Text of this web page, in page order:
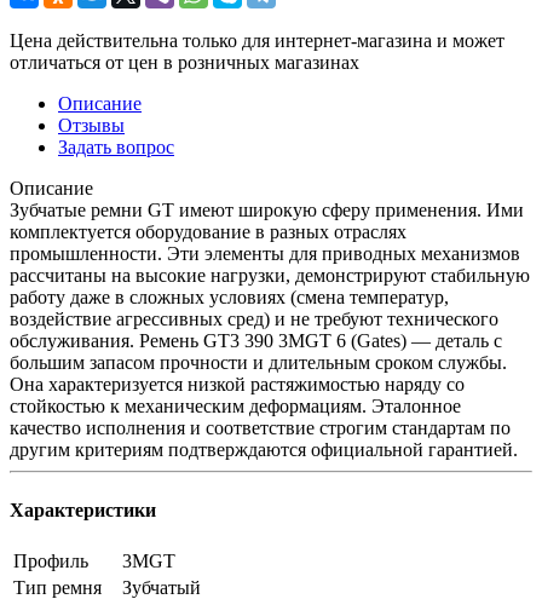
Цена действительна только для интернет-магазина и может
отличаться от цен в розничных магазинах
Описание
Отзывы
Задать вопрос
Описание
Зубчатые ремни GT имеют широкую сферу применения. Ими
комплектуется оборудование в разных отраслях
промышленности. Эти элементы для приводных механизмов
рассчитаны на высокие нагрузки, демонстрируют стабильную
работу даже в сложных условиях (смена температур,
воздействие агрессивных сред) и не требуют технического
обслуживания. Ремень GT3 390 3MGT 6 (Gates) — деталь с
большим запасом прочности и длительным сроком службы.
Она характеризуется низкой растяжимостью наряду со
стойкостью к механическим деформациям. Эталонное
качество исполнения и соответствие строгим стандартам по
другим критериям подтверждаются официальной гарантией.
Характеристики
Профиль
3MGT
Тип ремня
Зубчатый